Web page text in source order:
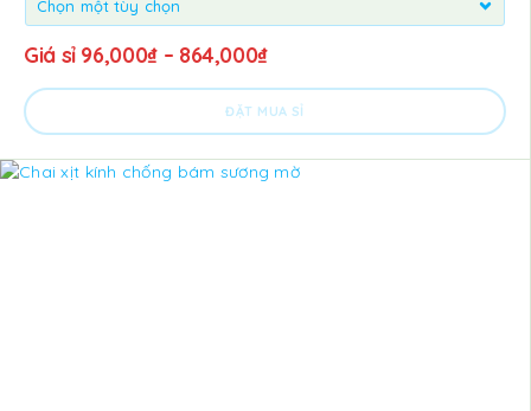
Giá sỉ 96,000₫– 864,000₫
ĐẶT MUA SỈ